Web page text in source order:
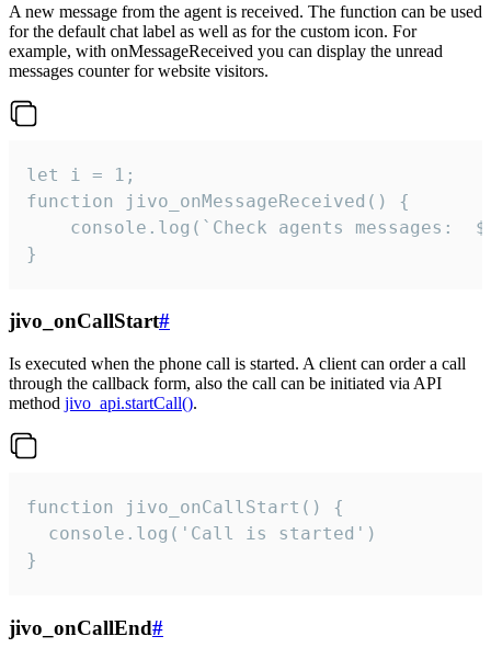
A new message from the agent is received. The function can be used
for the default chat label as well as for the custom icon. For
example, with onMessageReceived you can display the unread
messages counter for website visitors.
let i = 1;
function jivo_onMessageReceived() {
}
jivo_onCallStart#
Is executed when the phone call is started. A client can order a call
through the callback form, also the call can be initiated via API
method jivo_api.startCall().
function jivo_onCallStart() {
  console.log('Call is started')
}
jivo_onCallEnd#